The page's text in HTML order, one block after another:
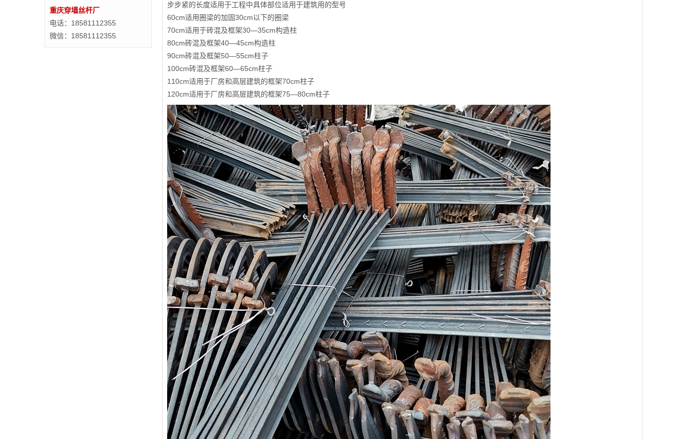
重庆穿墙丝杆厂
电话：18581112355
微信：18581112355
步步紧的长度适用于工程中具体部位适用于建筑用的型号
60cm适用圈梁的加固30cm以下的圈梁
70cm适用于砖混及框架30—35cm构造柱
80cm砖混及框架40—45cm构造柱
90cm砖混及框架50—55cm柱子
100cm砖混及框架60—65cm柱子
110cm适用于厂房和高层建筑的框架70cm柱子
120cm适用于厂房和高层建筑的框架75—80cm柱子